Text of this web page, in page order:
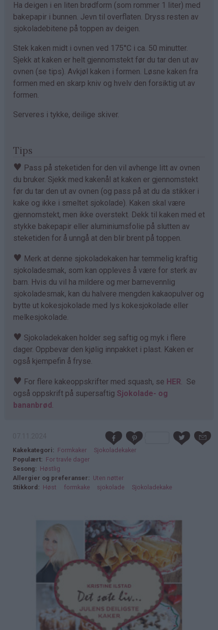
Ha deigen i en liten brødform (som rommer 1 liter) med
bakepapir i bunnen. Jevn til overflaten. Dryss resten av
sjokoladebitene på toppen av deigen.
Stek kaken midt i ovnen ved 175°C i ca. 50 minutter.
Sjekk at kaken er helt gjennomstekt før du tar den ut av
ovnen (se tips). Avkjøl kaken i formen. Løsne kaken fra
formen med en skarp kniv og hvelv den forsiktig ut av
formen.
Serveres i tykke, deilige skiver.
Tips
♥ Pass på steketiden for den vil avhenge litt av ovnen
du bruker. Sjekk med kakenål at kaken er gjennomstekt
før du tar den ut av ovnen (og pass på at du da stikker i
kake og ikke i smeltet sjokolade). Kaken skal være
gjennomstekt, men ikke overstekt. Dekk til kaken med et
stykke bakepapir eller aluminiumsfolie på slutten av
steketiden for å unngå at den blir brent på toppen.
♥ Merk at denne sjokoladekaken har temmelig kraftig
sjokoladesmak, som kan oppleves å være for sterk av
barn. Hvis du vil ha mildere og mer barnevennlig
sjokoladesmak, kan du halvere mengden kakaopulver og
bytte ut kokesjokolade med lys kokesjokolade eller
melkesjokolade.
♥ Sjokoladekaken holder seg saftig og myk i flere
dager. Oppbevar den kjølig innpakket i plast. Kaken er
også kjempefin å fryse.
♥ For flere kakeoppskrifter med squash, se HER. Se
også oppskrift på supersaftig Sjokolade- og
bananbrød .
Kakekategori Formkaker
Sjokoladekaker
Populært
For travle dager
Sesong
Høstlig
Allergier og preferanser
Uten nøtter
Stikkord
Høst formkake sjokolade Sjokoladekake